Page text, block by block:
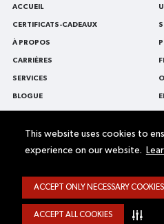
This website uses cookies to
experience on our website.
ACCEPT ONLY NECESSARY COOKIES
ACCEPT ALL COOKIES
ACCUEIL
CERTIFICATS-CADEAUX
À PROPOS
CARRIÈRES
SERVICES
BLOGUE
PROMOTIONS
FLOTTES ET VÉHICULES
© 2026 VitroPlus/Ziebart Tous droits